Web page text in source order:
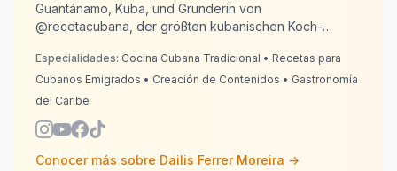
Guantánamo, Kuba, und Gründerin von
@recetacubana, der größten kubanischen Koch-
Followern. Von Spanien aus, wo sie seit 2020 lebt,
widmet sie sich der Bewahrung kubanischer
Kochtraditionen für Auswanderer auf der ganzen Welt.
Authentizität mit Kreativität, damit jedes Gericht
digitale kubanische Ecke: wo Nostalgie zum
Especialidades: Cocina Cubana Tradicional • Recetas para
Cubanos Emigrados • Creación de Contenidos • Gastronomía
del Caribe
Conocer más sobre Dailis Ferrer Moreira →